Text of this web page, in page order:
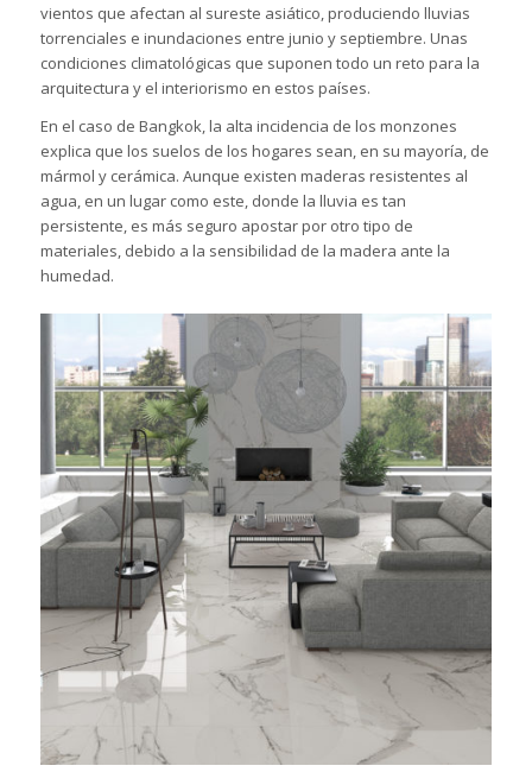
vientos que afectan al sureste asiático, produciendo lluvias
torrenciales e inundaciones entre junio y septiembre. Unas
condiciones climatológicas que suponen todo un reto para la
arquitectura y el interiorismo en estos países.
En el caso de Bangkok, la alta incidencia de los monzones
explica que los suelos de los hogares sean, en su mayoría, de
mármol y cerámica. Aunque existen maderas resistentes al
agua, en un lugar como este, donde la lluvia es tan
persistente, es más seguro apostar por otro tipo de
materiales, debido a la sensibilidad de la madera ante la
humedad.